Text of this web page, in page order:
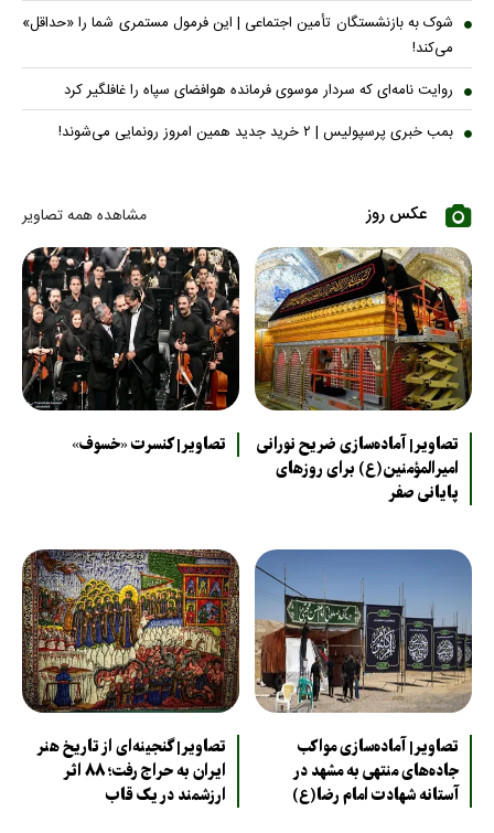
شوک به بازنشستگان تأمین اجتماعی | این فرمول مستمری شما را «حداقل»
می‌کند!
روایت نامه‌ای که سردار موسوی فرمانده هوافضای سپاه را غافلگیر کرد
بمب خبری پرسپولیس | ۲ خرید جدید همین امروز رونمایی می‌شوند!
عکس روز مشاهده همه تصاویر
تصاویر| آماده‌سازی ضریح نورانی
امیرالمؤمنین(ع) برای روزهای
پایانی صفر
تصاویر| کنسرت «خسوف»
تصاویر| آماده‌سازی مواکب
جاده‌های منتهی به مشهد در
آستانه شهادت امام رضا(ع)
تصاویر| گنجینه‌ای از تاریخ هنر
ایران به حراج رفت؛ ۸۸ اثر
ارزشمند در یک قاب